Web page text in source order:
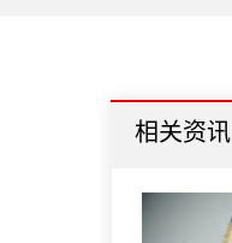
相关资讯